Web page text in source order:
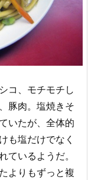
コ、モチモチし
豚肉。塩焼きそ
いたが、全体的
も塩だけでなく
ているようだ。
よりもずっと複